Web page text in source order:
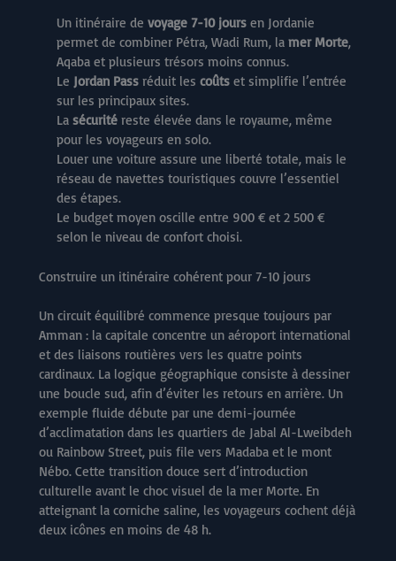
Un itinéraire de voyage 7-10 jours en Jordanie
permet de combiner Pétra, Wadi Rum, la mer Morte,
Aqaba et plusieurs trésors moins connus.
Le Jordan Pass réduit les coûts et simplifie l’entrée
sur les principaux sites.
La sécurité reste élevée dans le royaume, même
pour les voyageurs en solo.
Louer une voiture assure une liberté totale, mais le
réseau de navettes touristiques couvre l’essentiel
des étapes.
Le budget moyen oscille entre 900 € et 2 500 €
selon le niveau de confort choisi.
Construire un itinéraire cohérent pour 7-10 jours
Un circuit équilibré commence presque toujours par
Amman : la capitale concentre un aéroport international
et des liaisons routières vers les quatre points
cardinaux. La logique géographique consiste à dessiner
une boucle sud, afin d’éviter les retours en arrière. Un
exemple fluide débute par une demi-journée
d’acclimatation dans les quartiers de Jabal Al-Lweibdeh
ou Rainbow Street, puis file vers Madaba et le mont
Nébo. Cette transition douce sert d’introduction
culturelle avant le choc visuel de la mer Morte. En
atteignant la corniche saline, les voyageurs cochent déjà
deux icônes en moins de 48 h.